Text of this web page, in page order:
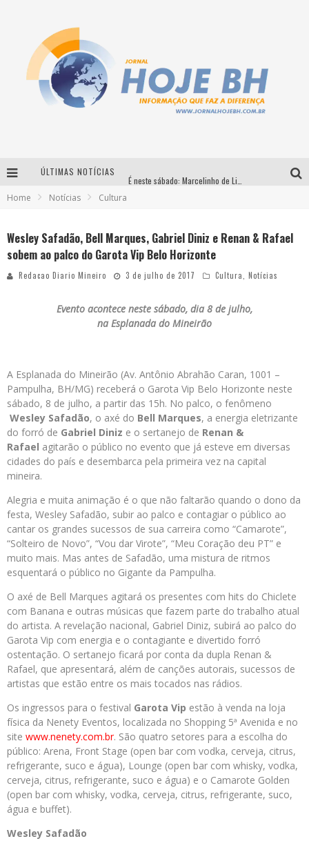
ÚLTIMAS NOTÍCIAS
Home Notícias Cultura
Wesley Safadão, Bell Marques, Gabriel Diniz e Renan & Rafael
sobem ao palco do Garota Vip Belo Horizonte
Redacao Diario Mineiro 3 de julho de 2017 Cultura Notícias
Evento acontece neste sábado, dia 8 de julho,
na Esplanada do Mineirão
A Esplanada do Mineirão (Av. Antônio Abrahão Caran, 1001 –
Pampulha, BH/MG) receberá o Garota Vip Belo Horizonte neste
sábado, 8 de julho, a partir das 15h. No palco, o fenômeno
Wesley Safadão, o axé do Bell Marques, a energia eletrizante
do forró de Gabriel Diniz e o sertanejo de Renan &
Rafael agitarão o público no evento que já esteve em diversas
cidades do país e desembarca pela primeira vez na capital
mineira.
Alegria e muita animação é o que não faltarão quando o dono da
festa, Wesley Safadão, subir ao palco e contagiar o público ao
cantar os grandes sucessos de sua carreira como “Camarote”,
“Solteiro de Novo”, “Vou dar Virote”, “Meu Coração deu PT” e
muito mais. Mas antes de Safadão, uma mistura de ritmos
esquentará o público no Gigante da Pampulha.
O axé de Bell Marques agitará os presentes com hits do Chiclete
com Banana e outras músicas que fazem parte do trabalho atual
do artista. A revelação nacional, Gabriel Diniz, subirá ao palco do
Garota Vip com energia e o contagiante e divertido forró
ostentação. O sertanejo ficará por conta da dupla Renan &
Rafael, que apresentará, além de canções autorais, sucessos de
artistas que estão entre os mais tocados nas rádios.
Os ingressos para o festival Garota Vip estão à venda na loja
física da Nenety Eventos, localizada no Shopping 5ª Avenida e no
site www.nenety.com.br. São quatro setores para a escolha do
público: Arena, Front Stage (open bar com vodka, cerveja, citrus,
refrigerante, suco e água), Lounge (open bar com whisky, vodka,
cerveja, citrus, refrigerante, suco e água) e o Camarote Golden
(open bar com whisky, vodka, cerveja, citrus, refrigerante, suco,
água e buffet).
Wesley Safadão